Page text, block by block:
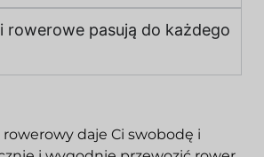
rowerowe pasują do każdego
daje Ci swobodę i